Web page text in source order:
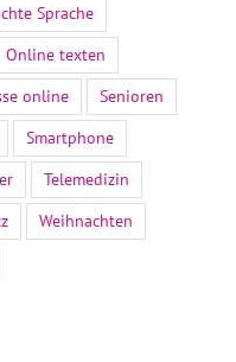
Sprache
Online texten
online
Senioren
Smartphone
Telemedizin
Weihnachten